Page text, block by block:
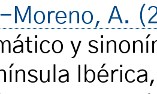
Moreno, A.
y